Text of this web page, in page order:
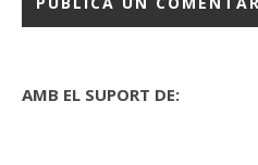
AMB EL SUPORT DE: